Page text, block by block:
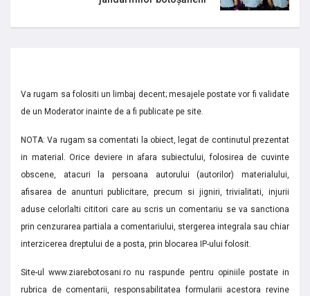
Va rugam sa folositi un limbaj decent; mesajele postate vor fi validate
de un Moderator inainte de a fi publicate pe site.
NOTA: Va rugam sa comentati la obiect, legat de continutul prezentat
in material. Orice deviere in afara subiectului, folosirea de cuvinte
obscene, atacuri la persoana autorului (autorilor) materialului,
afisarea de anunturi publicitare, precum si jigniri, trivialitati, injurii
aduse celorlalti cititori care au scris un comentariu se va sanctiona
prin cenzurarea partiala a comentariului, stergerea integrala sau chiar
interzicerea dreptului de a posta, prin blocarea IP-ului folosit.
Site-ul www.ziarebotosani.ro nu raspunde pentru opiniile postate in
rubrica de comentarii, responsabilitatea formularii acestora revine